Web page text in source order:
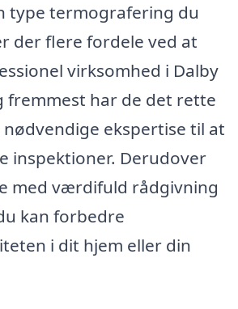
type termografering du
der flere fordele ved at
virksomhed i Dalby
fremmest har de det rette
ekspertise til at
inspektioner. Derudover
med værdifuld rådgivning
kan forbedre
i dit hjem eller din